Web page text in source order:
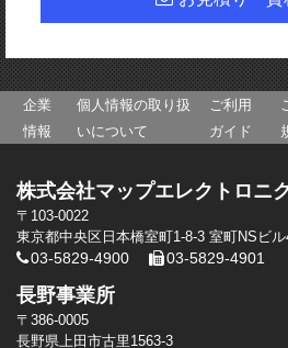
企業
情報
個人情報の取り扱
いについて
ご利用
ガイド
株式会社マップエレクトロニ
〒103-0022
東京都中央区日本橋室町1-8-3 室町NSビ
03-5829-4900 03-5829-4901
長野事業所
〒386-0005
長野県上田市古里1563-3